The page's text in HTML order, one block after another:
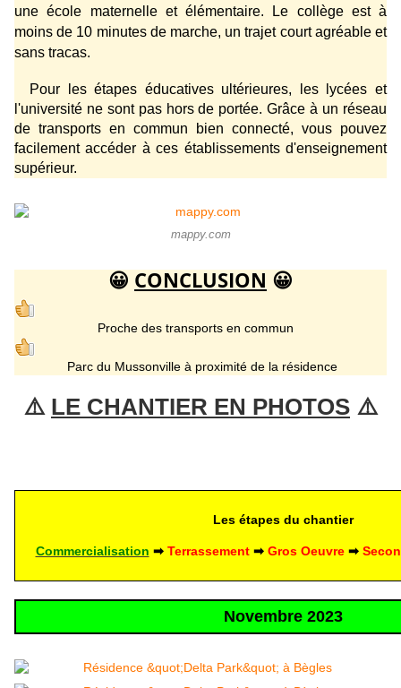
une école maternelle et élémentaire. Le collège est à
moins de 10 minutes de marche, un trajet court agréable et
sans tracas.
Pour les étapes éducatives ultérieures, les lycées et
l'université ne sont pas hors de portée. Grâce à un réseau
de transports en commun bien connecté, vous pouvez
facilement accéder à ces établissements d'enseignement
supérieur.
mappy.com
😀 CONCLUSION 😀
Proche des transports en commun
Parc du Mussonville à proximité de la résidence
⚠️ LE CHANTIER EN PHOTOS ⚠️
Les étapes du chantier
Commercialisation ➡ Terrassement ➡ Gros Oeuvre ➡
Novembre 2023